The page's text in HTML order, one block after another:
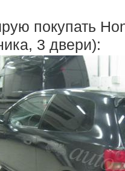
покупать
3 двери):